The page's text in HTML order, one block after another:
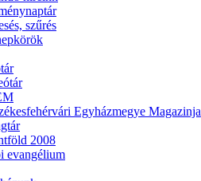
szűrés
Egyházmegye Magazinja
2008
evangélium